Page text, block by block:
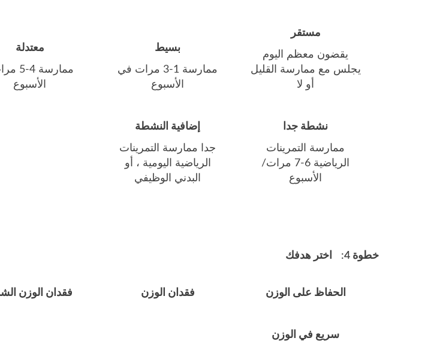
مستقر
يقضون معظم اليوم
يجلس مع ممارسة القليل
أو لا
بسيط
ممارسة 1-3 مرات في
الأسبوع
معتدلة
ممارسة
الأسبوع
نشطة جدا
ممارسة التمرينات
الرياضية 6-7 مرات/
الأسبوع
إضافية النشطة
جدا ممارسة التمرينات
الرياضية اليومية ، أو
البدني الوظيفي
خطوة 4: اختر هدفك
الحفاظ على الوزن فقدان الوزن فقدان الوزن
سريع في الوزن